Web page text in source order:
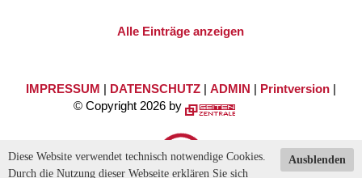
Alle Einträge anzeigen
IMPRESSUM | DATENSCHUTZ| ADMIN | Printversion|
© Copyright 2026 by
Ausblenden
Diese Website verwendet technisch notwendige Cookies.
Durch die Nutzung dieser Webseite erklären Sie sich